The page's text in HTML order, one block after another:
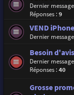
Dernier
Réponses :9
VEND
Dernier
Besoin
Dernier
Réponses :40
Grosse